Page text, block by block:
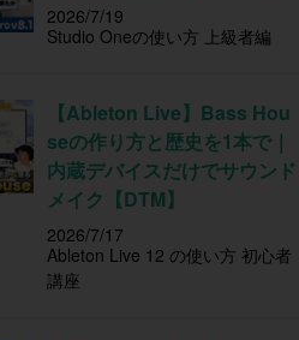
2026/7/19
Studio Oneの使い方 上級者編
【Ableton Live】Bass Hou
seの作り方と歴史を1本で｜
内蔵デバイスだけでサウンド
メイク【DTM】
2026/7/17
Ableton Live 12 の使い方 初心者
講座